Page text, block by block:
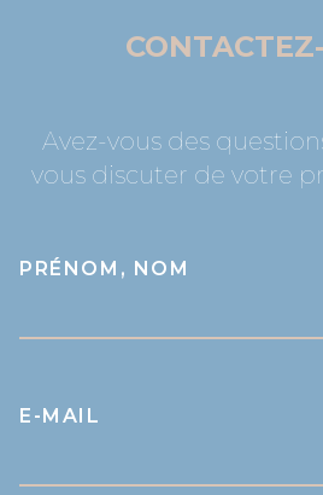
Avez-vous des
vous discuter de votre
PRÉNOM, NOM
E-MAIL